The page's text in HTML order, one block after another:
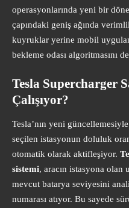
operasyonlarında yeni bir
çapındaki geniş ağında
kuyruklar yerine mobil
bekleme odası algoritmasını
Tesla Supercharger
Çalışıyor?
Tesla’nın yeni
seçilen istasyonun doluluk
otomatik olarak aktifleşiyor.
sistemi, aracın istasyona olan
mevcut batarya seviyesini
numarası atıyor. Bu sayede